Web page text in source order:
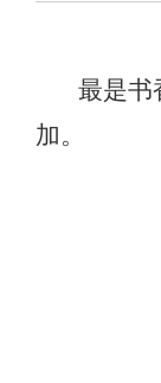
最是书
加。